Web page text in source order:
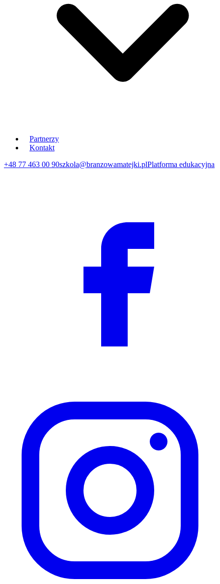
Partnerzy
Kontakt
+48 77 463 00 90szkola@branzowamatejki.plPlatforma edukacyjna